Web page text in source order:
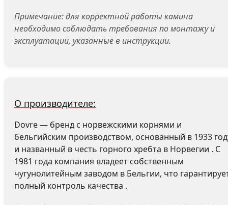
Примечание: для корректной работы камина
необходимо соблюдать требования по монтажу и
эксплуатации, указанные в инструкции.
О производителе:
Dovre — бренд с норвежскими корнями и
бельгийским производством, основанный в 1933
и названный в честь горного хребта в Норвегии . С
1981 года компания владеет собственным
чугунолитейным заводом в Бельгии, что
полный контроль качества .